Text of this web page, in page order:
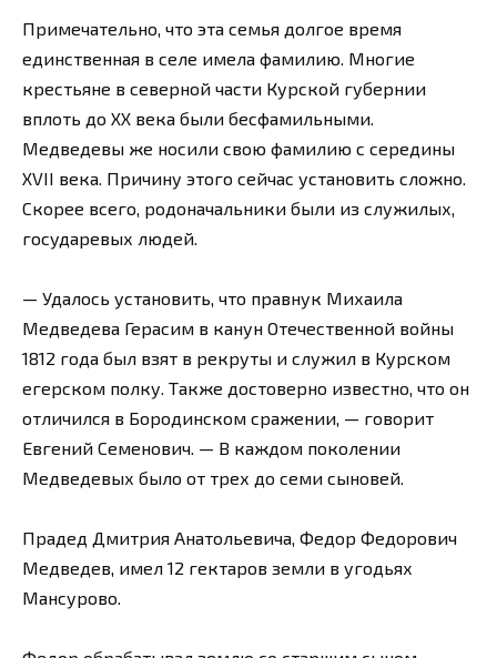
Примечательно, что эта семья долгое время
единственная в селе имела фамилию. Многие
крестьяне в северной части Курской губернии
вплоть до XX века были бесфамильными.
Медведевы же носили свою фамилию с середины
XVII века. Причину этого сейчас установить сложно.
Скорее всего, родоначальники были из служилых,
государевых людей.
— Удалось установить, что правнук Михаила
Медведева Герасим в канун Отечественной войны
1812 года был взят в рекруты и служил в Курском
егерском полку. Также достоверно известно, что он
отличился в Бородинском сражении, — говорит
Евгений Семенович. — В каждом поколении
Медведевых было от трех до семи сыновей.
Прадед Дмитрия Анатольевича, Федор Федорович
Медведев, имел 12 гектаров земли в угодьях
Мансурово.